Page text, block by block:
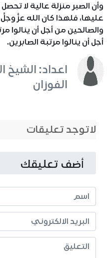
وأن الصبر منزلة عالية لا
عليها، فلهذا كان الله عزَّ وجلَّ
والصالحين من أجل أن ينالوا
أجل أن ينالوا مرتبة الصابرين.
اعداد: الشيخ
الفوزان
لاتوجد تعليقات
أضف تعليقك